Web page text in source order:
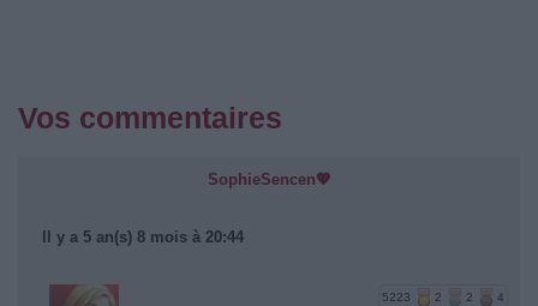
Vos commentaires
SophieSencen💖
Il y a 5 an(s) 8 mois à 20:44
5223 2 2 4